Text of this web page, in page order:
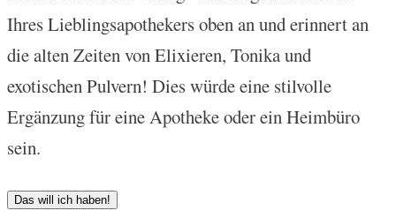
Ihres Lieblingsapothekers oben an und erinnert an
die alten Zeiten von Elixieren, Tonika und
exotischen Pulvern! Dies würde eine stilvolle
Ergänzung für eine Apotheke oder ein Heimbüro
sein.
Das will ich haben!